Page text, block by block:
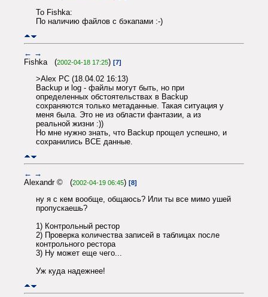
To Fishka:
По наличию файлов с бэкапами :-)
← →
Fishka (2002-04-18 17:25) [7]
>Alex PC (18.04.02 16:13)
Backup и log - файлы могут быть, но при
определенных обстоятельствах в Backup
сохраняются только метаданные. Такая ситуация у
меня была. Это не из области фантазии, а из
реальной жизни :))
Но мне нужно знать, что Backup прощел успешно, и
сохранились ВСЕ данные.
← →
Alexandr © (2002-04-19 06:45) [8]
ну я с кем вообще, общаюсь? Или ты все мимо ушей
пропускаешь?
1) Контрольный рестор
2) Проверка количества записей в таблицах после
контрольного рестора
3) Ну может еще чего...
Уж куда надежнее!